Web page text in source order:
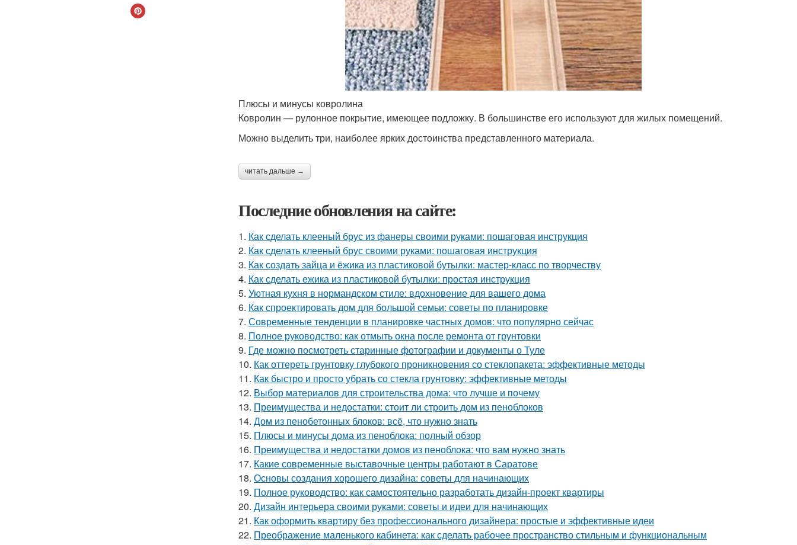
Плюсы и минусы ковролина
Ковролин — рулонное покрытие, имеющее подложку. В большинстве его используют для жилых помещений.
Можно выделить три, наиболее ярких достоинства представленного материала.
читать дальше →
Последние обновления на сайте:
1. Как сделать клееный брус из фанеры своими руками: пошаговая инструкция
2. Как сделать клееный брус своими руками: пошаговая инструкция
3. Как создать зайца и ёжика из пластиковой бутылки: мастер-класс по творчеству
4. Как сделать ежика из пластиковой бутылки: простая инструкция
5. Уютная кухня в нормандском стиле: вдохновение для вашего дома
6. Как спроектировать дом для большой семьи: советы по планировке
7. Современные тенденции в планировке частных домов: что популярно сейчас
8. Полное руководство: как отмыть окна после ремонта от грунтовки
9. Где можно посмотреть старинные фотографии и документы о Туле
10. Как оттереть грунтовку глубокого проникновения со стеклопакета: эффективные методы
11. Как быстро и просто убрать со стекла грунтовку: эффективные методы
12. Выбор материалов для строительства дома: что лучше и почему
13. Преимущества и недостатки: стоит ли строить дом из пеноблоков
14. Дом из пенобетонных блоков: всё, что нужно знать
15. Плюсы и минусы дома из пеноблока: полный обзор
16. Преимущества и недостатки домов из пеноблока: что вам нужно знать
17. Какие современные выставочные центры работают в Саратове
18. Основы создания хорошего дизайна: советы для начинающих
19. Полное руководство: как самостоятельно разработать дизайн-проект квартиры
20. Дизайн интерьера своими руками: советы и идеи для начинающих
21. Как оформить квартиру без профессионального дизайнера: простые и эффективные идеи
22. Преображение маленького кабинета: как сделать рабочее пространство стильным и функциональным